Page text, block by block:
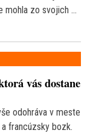
mohla zo svojich …
vás dostane
odohráva v meste
francúzsky bozk.